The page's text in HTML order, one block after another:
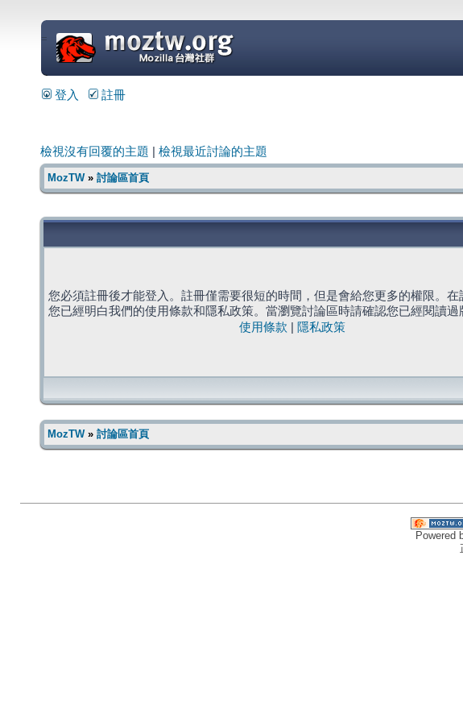
=
登入 註冊
檢視沒有回覆的主題 檢視最近討論的主題
MozTW» 討論區首頁
您必須註冊後才能登入。註冊僅需要很短的時間，但是會給您更多的權限。在
您已經明白我們的使用條款和隱私政策。當瀏覽討論區時請確認您已經閱讀過
使用條款
隱私政策
MozTW» 討論區首頁
Powered